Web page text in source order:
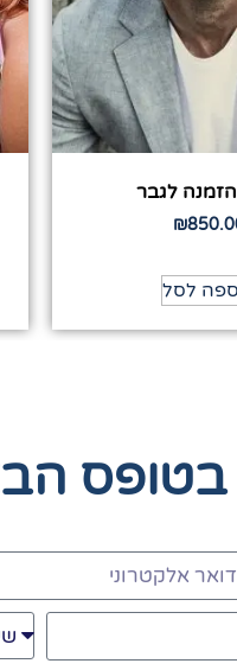
לגבר
₪
לסל
בטופס